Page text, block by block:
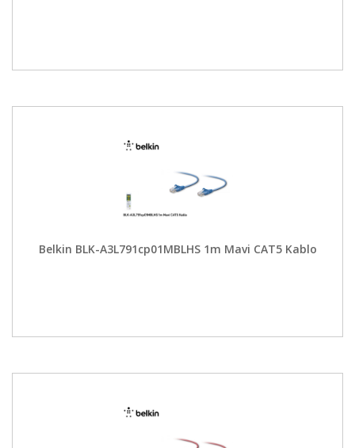
Belkin BLK-A3L791cp01MBLHS 1m Mavi CAT5 Kablo